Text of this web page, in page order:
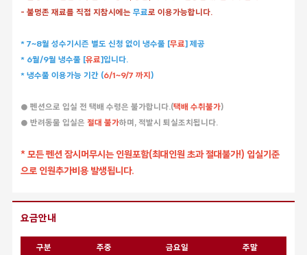
- 불멍존 재료를 직접 지참시에는 무료로 이용가능합니다.
* 7~8월 성수기시즌 별도 신청 없이 냉수풀 [무료] 제공
* 6월/9월 냉수풀 [유료]입니다.
* 냉수풀 이용가능 기간 (6/1~9/7 까지 )
● 펜션으로 입실 전 택배 수령은 불가합니다.(택배 수취불가)
● 반려동물 입실은 절대 불가하며, 적발시 퇴실조치됩니다.
* 모든 펜션 잠시머무시는 인원포함(최대인원 초과 절대불가!) 입실기준
으로 인원추가비용 발생됩니다.
요금안내
구분 주중 금요일 주말